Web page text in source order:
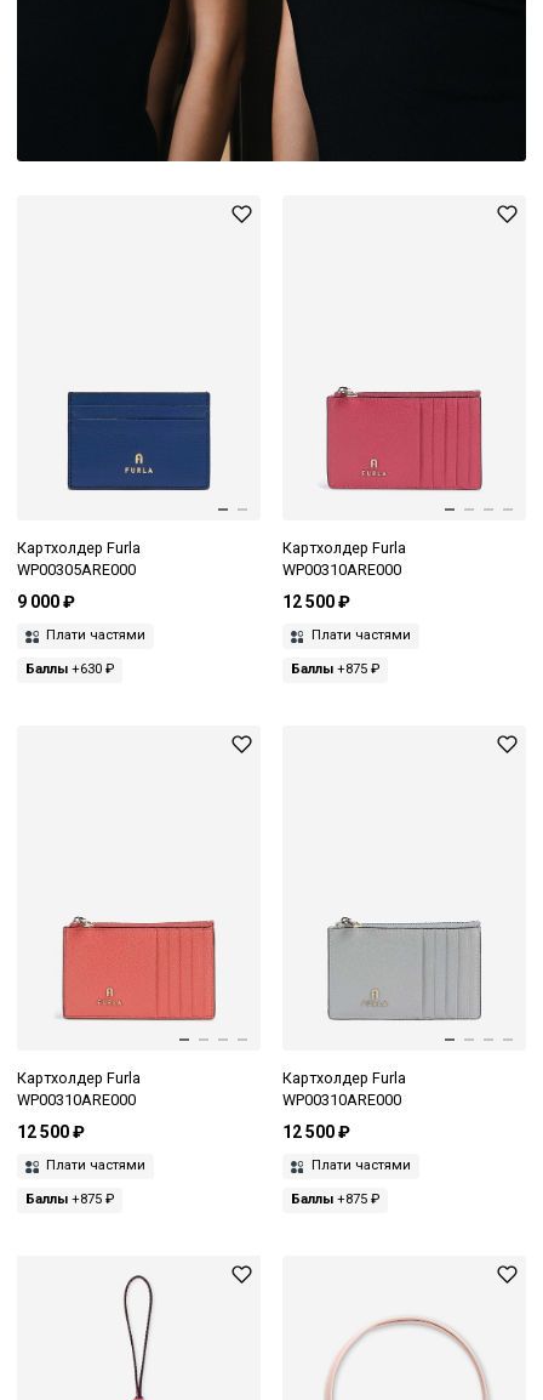
Картхолдер Furla
WP00305ARE000
9 000 ₽
Плати частями
Баллы +630 ₽
Картхолдер Furla
WP00310ARE000
12 500 ₽
Плати частями
Баллы+875 ₽
Картхолдер Furla
WP00310ARE000
12 500 ₽
Плати частями
Баллы +875 ₽
Картхолдер Furla
WP00310ARE000
12 500 ₽
Плати частями
Баллы+875 ₽